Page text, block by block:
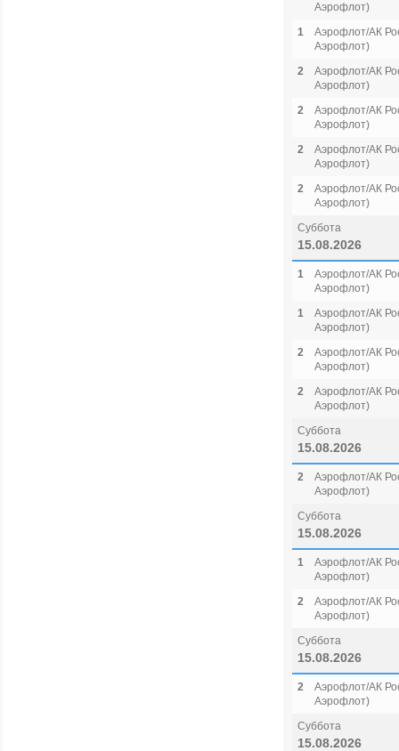
Аэрофлот)
1
Аэрофлот/АК
Аэрофлот)
2
Аэрофлот/АК
Аэрофлот)
2
Аэрофлот/АК
Аэрофлот)
2
Аэрофлот/АК
Аэрофлот)
2
Аэрофлот/АК
Аэрофлот)
Суббота
15.08.2026
1
Аэрофлот/АК
Аэрофлот)
1
Аэрофлот/АК
Аэрофлот)
2
Аэрофлот/АК
Аэрофлот)
2
Аэрофлот/АК
Аэрофлот)
Суббота
15.08.2026
2
Аэрофлот/АК
Аэрофлот)
Суббота
15.08.2026
1
Аэрофлот/АК
Аэрофлот)
2
Аэрофлот/АК
Аэрофлот)
Суббота
15.08.2026
2
Аэрофлот/АК
Аэрофлот)
Суббота
15.08.2026